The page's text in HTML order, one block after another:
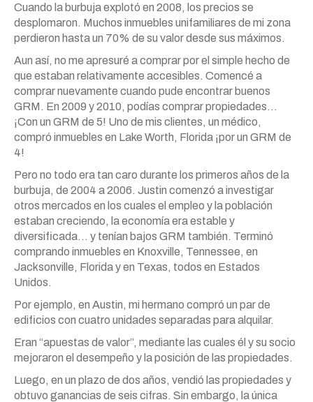
Cuando la burbuja explotó en 2008, los precios se
desplomaron. Muchos inmuebles unifamiliares de mi zona
perdieron hasta un 70% de su valor desde sus máximos.
Aun así, no me apresuré a comprar por el simple hecho de
que estaban relativamente accesibles. Comencé a
comprar nuevamente cuando pude encontrar buenos
GRM. En 2009 y 2010, podías comprar propiedades…
¡Con un GRM de 5! Uno de mis clientes, un médico,
compró inmuebles en Lake Worth, Florida ¡por un GRM de
4!
Pero no todo era tan caro durante los primeros años de la
burbuja, de 2004 a 2006. Justin comenzó a investigar
otros mercados en los cuales el empleo y la población
estaban creciendo, la economía era estable y
diversificada… y tenían bajos GRM también. Terminó
comprando inmuebles en Knoxville, Tennessee, en
Jacksonville, Florida y en Texas, todos en Estados
Unidos.
Por ejemplo, en Austin, mi hermano compró un par de
edificios con cuatro unidades separadas para alquilar.
Eran “apuestas de valor”, mediante las cuales él y su socio
mejoraron el desempeño y la posición de las propiedades.
Luego, en un plazo de dos años, vendió las propiedades y
obtuvo ganancias de seis cifras. Sin embargo, la única